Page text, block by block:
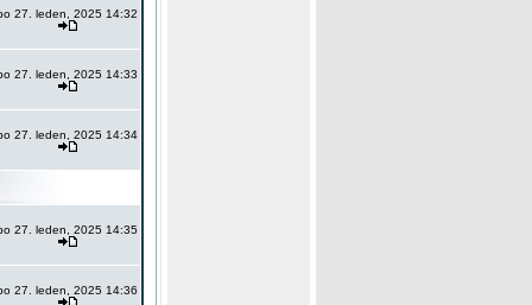
27. leden, 2025 14:32
27. leden, 2025 14:33
27. leden, 2025 14:34
27. leden, 2025 14:35
27. leden, 2025 14:36